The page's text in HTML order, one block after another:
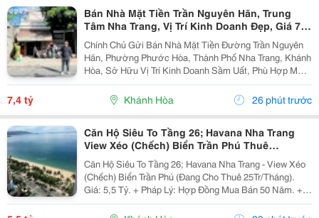
Bán Nhà Mặt Tiền Trần Nguyên Hãn, Trung
Tâm Nha Trang, Vị Trí Kinh Doanh Đẹp, Giá 7,4
Tỷ
Chính Chủ Gửi Bán Nhà Mặt Tiền Đường Trần Nguyên
Hãn, Phường Phước Hòa, Thành Phố Nha Trang, Khánh
Hòa, Sở Hữu Vị Trí Kinh Doanh Sầm Uất, Phù Hợp Mở
Cửa Hàng, Văn Phòng, Showroom Hoặc Đầu Tư Cho
Thuê Lâu Dài. Thông Tin Chi Tiết. - Địa Chỉ: Số...
7,4 tỷ Khánh Hòa 26 phút trước
Căn Hộ Siêu To Tầng 26; Havana Nha Trang
View Xéo (Chếch) Biển Trần Phú Thuê
25Tr/Tháng 5,5 Tỷ
Căn Hộ Siêu To Tầng 26; Havana Nha Trang - View Xéo
(Chếch) Biển Trần Phú (Đang Cho Thuê 25Tr/Tháng).
Giá: 5,5 Tỷ. + Pháp Lý: Hợp Đồng Mua Bán 50 Năm. +
Toạ Lạc: 38 Trần Phú, P Lộc Thọ, Tp Nha Trang, Tỉnh
Khánh Hoà. + Diện Tích: 160M&Sup2; Tầng 26 /...